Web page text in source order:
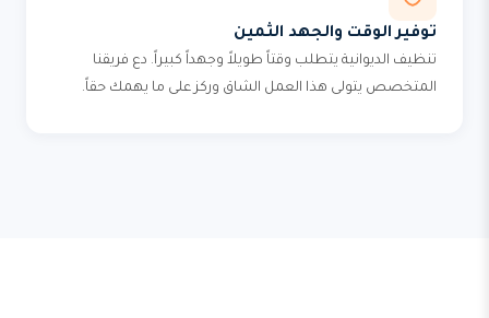
توفير الوقت والجهد الثمين
تنظيف الديوانية يتطلب وقتاً طويلاً وجهداً كبيراً. دع فريقنا
المتخصص يتولى هذا العمل الشاق وركز على ما يهمك حقاً.